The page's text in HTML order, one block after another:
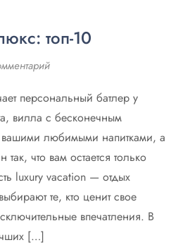
топ-10
персональный батлер у
вилла с бесконечным
любимыми напитками, а
что вам остается только
luxury vacation — отдых
те, кто ценит свое
впечатления. В
[…]